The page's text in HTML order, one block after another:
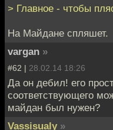
> Главное - чтобы
На Майдане спляшет.
vargan »
#62 | 28.02.14 18:26
Да он дебил! его
соответствующего
майдан был нужен?
Vassisualy »